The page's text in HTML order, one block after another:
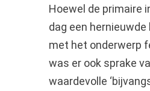
Hoewel de primaire
dag een
met het onderwerp
was er ook sprake
waardevolle